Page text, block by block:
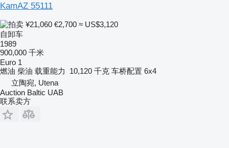
KamAZ 55111
¥21,060 €2,700 ≈ US$3,120
自卸车
1989
900,000 千米
Euro 1
燃油 柴油 载重能力 10,120 千克 车桥配置 6x4
立陶宛, Utena
Auction Baltic UAB
联系卖方